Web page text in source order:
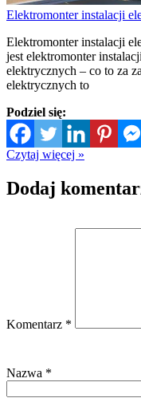
Elektromonter instalacji
Elektromonter instalacji
jest elektromonter
elektrycznych – co to za
elektrycznych to
Podziel się:
Czytaj więcej »
Dodaj
Komentarz *
Nazwa *